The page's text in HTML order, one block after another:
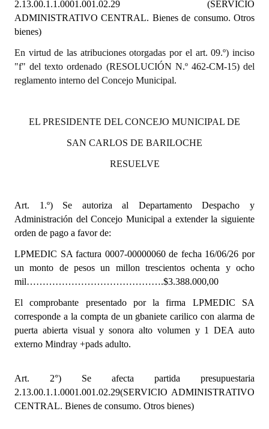
Informes de Gestión
Dictámenes Asesoría Letrada
Informes de Unidad Coordinadora
Ejecución Presupuestaria
Actas de Audiencias Públicas
Comunicaciones
Resoluciones
INSTITUCIONAL
Antiguos Pobladores
Registros y Distinciones
2.13.00.1.1.0001.001.02.29 (SERVICIO
ADMINISTRATIVO CENTRAL. Bienes de consumo. Otros
bienes)
En virtud de las atribuciones otorgadas por el art. 09.º) inciso
"f" del texto ordenado (RESOLUCIÓN N.º 462-CM-15) del
reglamento interno del Concejo Municipal.
EL PRESIDENTE DEL CONCEJO MUNICIPAL DE
SAN CARLOS DE BARILOCHE
RESUELVE
Art. 1.º) Se autoriza al Departamento Despacho y
Administración del Concejo Municipal a extender la siguiente
orden de pago a favor de:
LPMEDIC SA factura 0007-00000060 de fecha 16/06/26 por
un monto de pesos un millon trescientos ochenta y ocho
mil…………………………………….$3.388.000,00
El comprobante presentado por la firma LPMEDIC SA
corresponde a la compta de un gbaniete carilico con alarma de
puerta abierta visual y sonora alto volumen y 1 DEA auto
externo Mindray +pads adulto.
Art. 2°) Se afecta partida presupuestaria
2.13.00.1.1.0001.001.02.29(SERVICIO ADMINISTRATIVO
CENTRAL. Bienes de consumo. Otros bienes)